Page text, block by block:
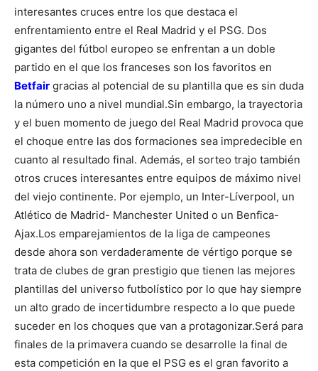
interesantes cruces entre los que destaca el
enfrentamiento entre el Real Madrid y el PSG. Dos
gigantes del fútbol europeo se enfrentan a un doble
partido en el que los franceses son los favoritos en
Betfair gracias al potencial de su plantilla que es sin duda
la número uno a nivel mundial.Sin embargo, la trayectoria
y el buen momento de juego del Real Madrid provoca que
el choque entre las dos formaciones sea impredecible en
cuanto al resultado final. Además, el sorteo trajo también
otros cruces interesantes entre equipos de máximo nivel
del viejo continente. Por ejemplo, un Inter-Líverpool, un
Atlético de Madrid- Manchester United o un Benfica-
Ajax.Los emparejamientos de la liga de campeones
desde ahora son verdaderamente de vértigo porque se
trata de clubes de gran prestigio que tienen las mejores
plantillas del universo futbolístico por lo que hay siempre
un alto grado de incertidumbre respecto a lo que puede
suceder en los choques que van a protagonizar.Será para
finales de la primavera cuando se desarrolle la final de
esta competición en la que el PSG es el gran favorito a